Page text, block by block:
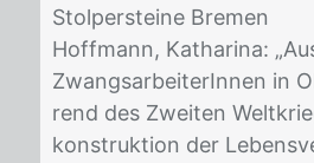
Stol­per­stei­ne Bre­men
Hoff­mann, Ka­tha­ri­na:
Zwangs­ar­bei­te­rIn­nen in
rend des Zwei­ten
kon­struk­ti­on der